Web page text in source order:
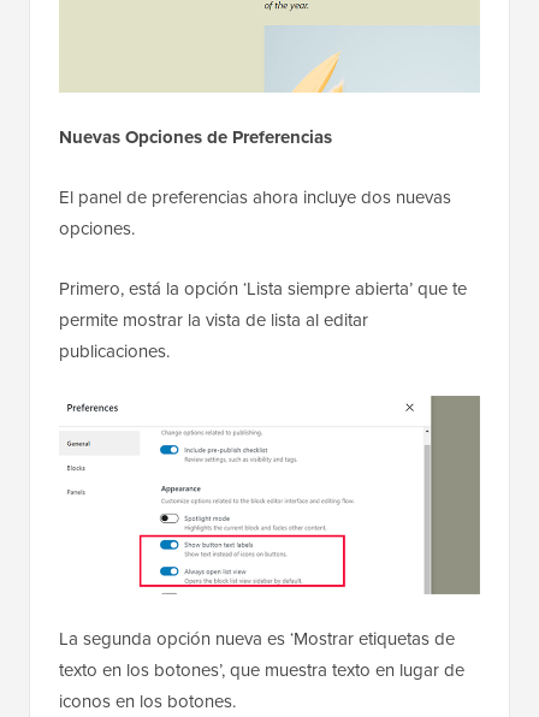
Nuevas Opciones de Preferencias
El panel de preferencias ahora incluye dos nuevas
opciones.
Primero, está la opción ‘Lista siempre abierta’ que te
permite mostrar la vista de lista al editar
publicaciones.
La segunda opción nueva es ‘Mostrar etiquetas de
texto en los botones’, que muestra texto en lugar de
iconos en los botones.